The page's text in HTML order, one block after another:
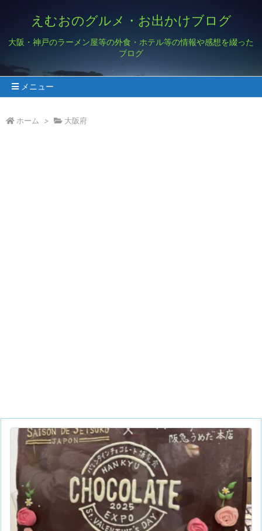
えむおのグルメ・お出かけブログ
大阪・神戸のラーメン屋等の外食・ホテル等の情報や感想を綴った
ブログ
メニュー
ホーム > 大阪府